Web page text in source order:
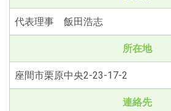
代表理事 飯田浩志
所在地
座間市栗原中央2‐23‐17‐2
連絡先